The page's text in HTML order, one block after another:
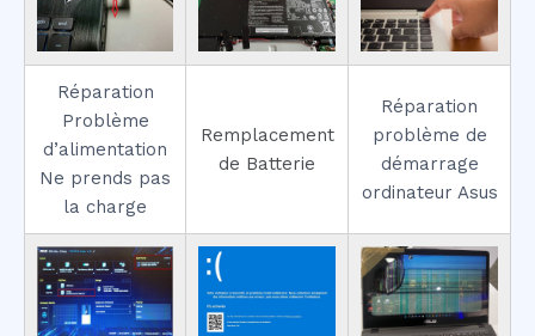
Réparation
Problème
d’alimentation
Ne prends pas
la charge
Remplacement
de Batterie
Réparation
problème de
démarrage
ordinateur Asus